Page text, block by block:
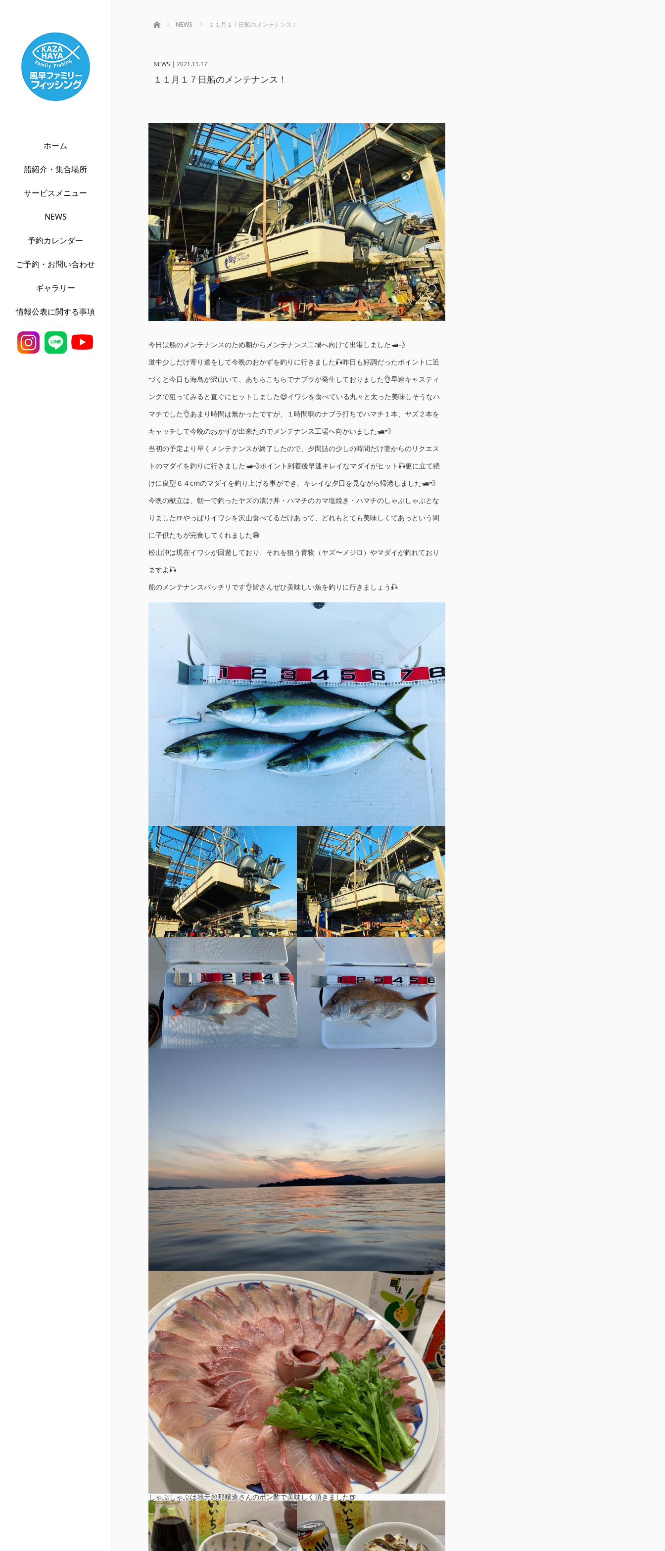
ホーム
船紹介・集合場所
サービスメニュー
NEWS
予約カレンダー
ご予約・お問い合わせ
ギャラリー
情報公表に関する事項
ホーム NEWS １１月１７日船のメンテナンス！
NEWS | 2021.11.17
１１月１７日船のメンテナンス！
今日は船のメンテナンスのため朝からメンテナンス工場へ向けて出港しました🛥💨
道中少しだけ寄り道をして今晩のおかずを釣りに行きました🎣昨日も好調だったポイントに近
づくと今日も海鳥が沢山いて、あちらこちらでナブラが発生しておりました👌早速キャスティ
ングで狙ってみると直ぐにヒットしました😄イワシを食べている丸々と太った美味しそうなハ
マチでした👌あまり時間は無かったですが、１時間弱のナブラ打ちでハマチ１本、ヤズ２本を
キャッチして今晩のおかずが出来たのでメンテナンス工場へ向かいました🛥💨
当初の予定より早くメンテナンスが終了したので、夕間詰の少しの時間だけ妻からのリクエス
トのマダイを釣りに行きました🛥💨ポイント到着後早速キレイなマダイがヒット🎣更に立て続
けに良型６４cmのマダイを釣り上げる事ができ、キレイな夕日を見ながら帰港しました🛥💨
今晩の献立は、朝一で釣ったヤズの漬け丼・ハマチのカマ塩焼き・ハマチのしゃぶしゃぶとな
りました🍺やっぱりイワシを沢山食べてるだけあって、どれもとても美味しくてあっという間
に子供たちが完食してくれました😄
松山沖は現在イワシが回遊しており、それを狙う青物（ヤズ〜メジロ）やマダイが釣れており
ますよ🎣
船のメンテナンスバッチリです👌皆さんぜひ美味しい魚を釣りに行きましょう🎣
しゃぶしゃぶは地元忽那醸造さんのポン酢で美味しく頂きました🍺